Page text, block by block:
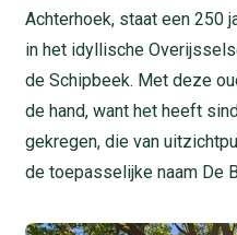
Achterhoek, staat een 250
in het idyllische
de Schipbeek. Met deze
de hand, want het heeft
gekregen, die van
de toepasselijke naam De